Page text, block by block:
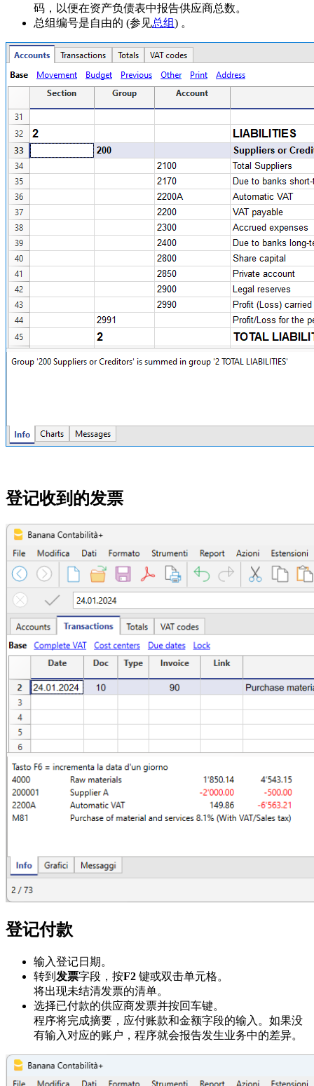
码， 以便在资产负债表中报告供应商总数。
总组编号是自由的 (参见总组) 。
登记收到的发票
登记付款
输入登记日期。
转到 发票字段，按F2 键或双击单元格。
将出现未结清发票的清单。
选择已付款的供应商发票并按回车键。
程序将完成摘要，应付账款和金额字段的输入。如果没
有输入对应的账户，程序就会报告发生业务中的差异。